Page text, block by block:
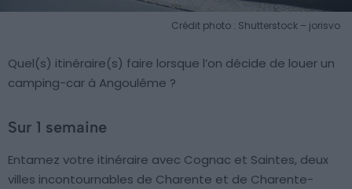
Crédit photo : Shutterstock – jorisvo
Quel(s) itinéraire(s) faire lorsque l’on décide de louer un
camping-car à Angoulême ?
Sur 1 semaine
Entamez votre itinéraire avec Cognac et Saintes, deux
villes incontournables de Charente et de Charente-